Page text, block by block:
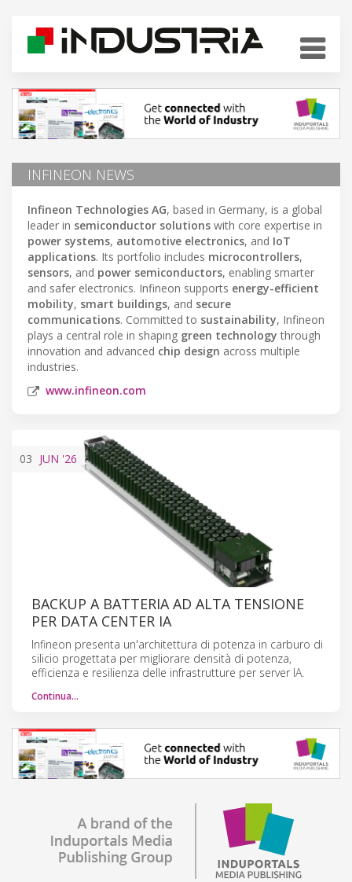
INFINEON NEWS
Infineon Technologies AG, based in Germany, is a global
leader in semiconductor solutions with core expertise in
power systems, automotive electronics, and IoT
applications. Its portfolio includes microcontrollers,
sensors, and power semiconductors, enabling smarter
and safer electronics. Infineon supports energy-efficient
mobility, smart buildings, and secure
communications. Committed to sustainability, Infineon
plays a central role in shaping green technology through
innovation and advanced chip design across multiple
industries.
www.infineon.com
03 JUN '26
BACKUP A BATTERIA AD ALTA TENSIONE
PER DATA CENTER IA
Infineon presenta un'architettura di potenza in carburo di
silicio progettata per migliorare densità di potenza,
efficienza e resilienza delle infrastrutture per server IA.
Continua…